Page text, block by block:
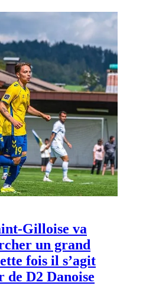
Gilloise va
un grand
fois il s’agit
de D2 Danoise